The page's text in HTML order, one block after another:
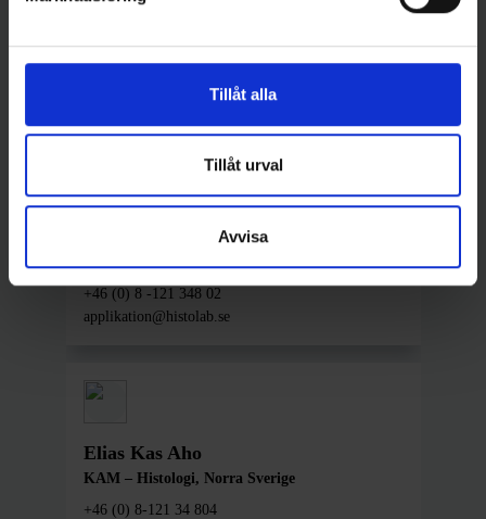
Tillåt alla
Tillåt urval
Avvisa
Senior Application Specialist
applikation@histolab.se
Senior Application Specialist
+46 (0) 8 -121 348 02
applikation@histolab.se
Elias Kas Aho
KAM – Histologi, Norra Sverige
+46 (0) 8-121 34 804